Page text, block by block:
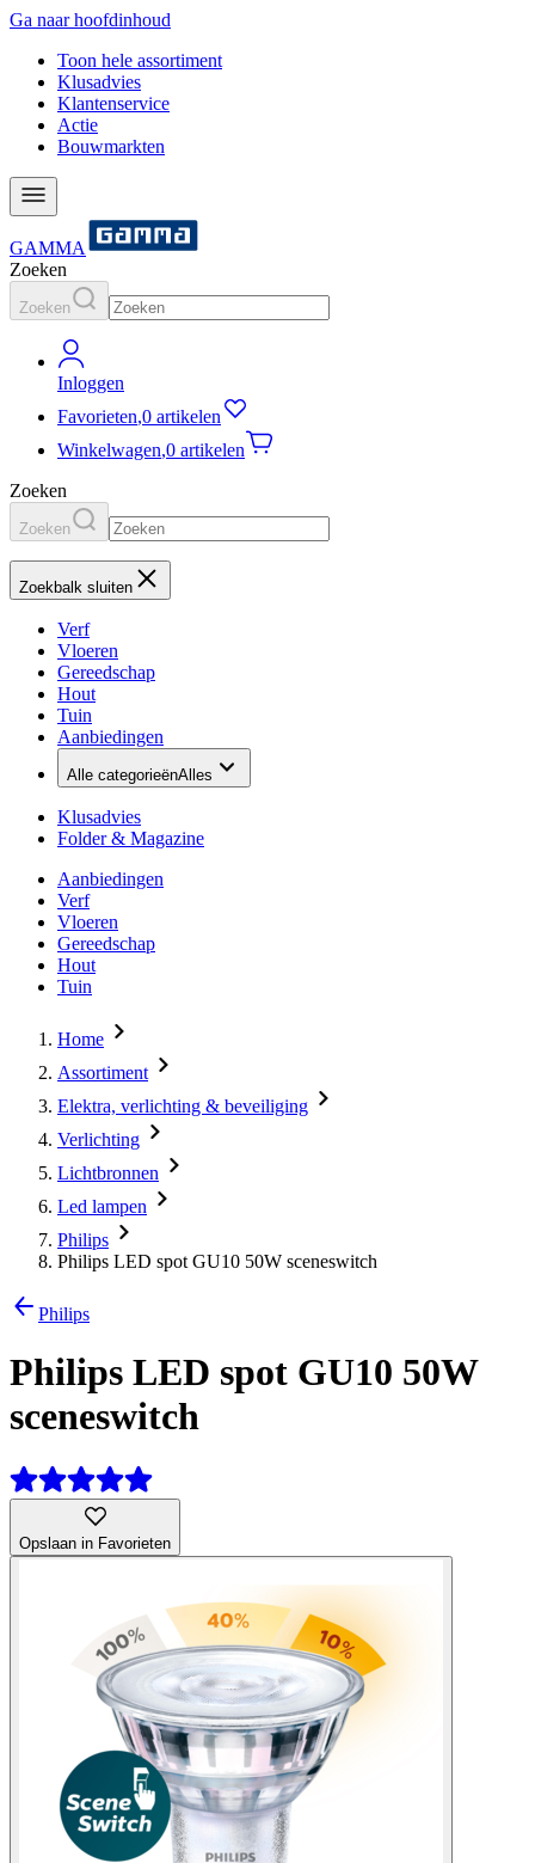
Ga naar hoofdinhoud
Toon hele assortiment
Klusadvies
Klantenservice
Actie
Bouwmarkten
GAMMA
Zoeken
Zoeken
Inloggen
Favorieten,0 artikelen
Winkelwagen,0 artikelen
Zoeken
Zoeken
Zoekbalk sluiten
Verf
Vloeren
Gereedschap
Hout
Tuin
Aanbiedingen
Alle categorieënAlles
Klusadvies
Folder & Magazine
Aanbiedingen
Verf
Vloeren
Gereedschap
Hout
Tuin
Home
Assortiment
Elektra, verlichting & beveiliging
Verlichting
Lichtbronnen
Led lampen
Philips
Philips LED spot GU10 50W sceneswitch
Philips
Philips LED spot GU10 50W
sceneswitch
Opslaan in Favorieten